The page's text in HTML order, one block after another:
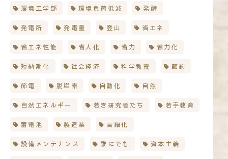
環境工学部 環境負荷低減 発酵
発電所 発電量 登山 省エネ
省エネ性能 省人化 省力 省力化
短納期化 社会経済 科学教養 節約
節電 脱炭素 自動化 自然
自然エネルギー 若き研究者たち 若手教育
蓄電池 製造業 言語化
設備メンテナンス 誰にでも 資本主義